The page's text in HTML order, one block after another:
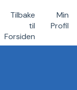
Tilbake
til
Forsiden
Min
Profil